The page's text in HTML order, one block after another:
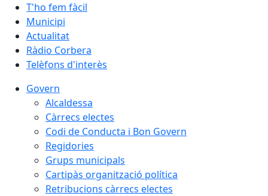
T'ho fem fàcil
Municipi
Actualitat
Ràdio Corbera
Telèfons d'interès
Govern
Alcaldessa
Càrrecs electes
Codi de Conducta i Bon Govern
Regidories
Grups municipals
Cartipàs organització política
Retribucions càrrecs electes